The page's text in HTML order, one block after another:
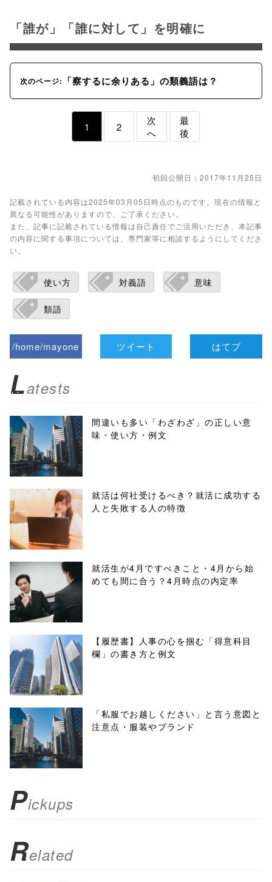
「誰が」「誰に対して」を明確に
次のページ: 「察するに余りある」の類義語は？
1 2
次
へ
最
後
初回公開日：2017年11月25日
記載されている内容は2025年03月05日時点のものです。現在の情報と
異なる可能性がありますので、ご了承ください。
また、記事に記載されている情報は自己責任でご活用いただき、本記事
の内容に関する事項については、専門家等に相談するようにしてくださ
い。
使い方 対義語 意味
類語
/home/mayone
biz.jp/public_ht
ml/wp-
content/themes
/tapbiz_theme/
parts/sns-
buttons.php on
line10
/1022247"
onclick="windo
w.open(this.hre
f, 'Gwindow',
'width=550,
height=450,
menubar=no,
toolbar=no,
scrollbars=yes'
false;"> シェア
ツイート はてブ
Latests
間違いも多い「わざわざ」の正しい意
味・使い方・例文
就活は何社受けるべき？就活に成功する
人と失敗する人の特徴
就活生が4月ですべきこと・4月から始
めても間に合う？4月時点の内定率
【履歴書】人事の心を掴む「得意科目
欄」の書き方と例文
「私服でお越しください」と言う意図と
注意点・服装やブランド
Pickups
Related